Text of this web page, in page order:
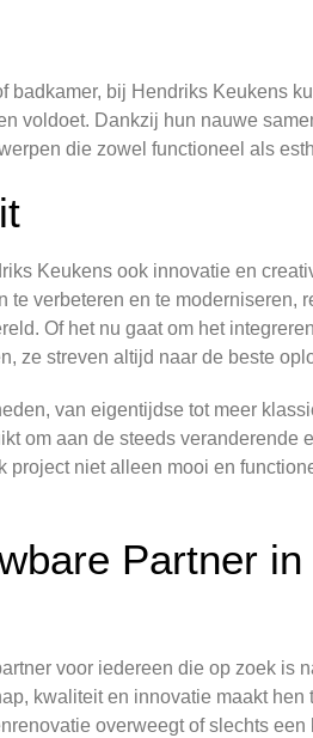
badkamer, bij Hendriks Keukens
voldoet. Dankzij hun nauwe
die zowel functioneel als
Keukens ook innovatie en
verbeteren en te moderniseren,
Of het nu gaat om het
ze streven altijd naar de beste
van eigentijdse tot meer
om aan de steeds veranderende
niet alleen mooi en
Partner in
voor iedereen die op zoek is
kwaliteit en innovatie maakt hen
overweegt of slechts